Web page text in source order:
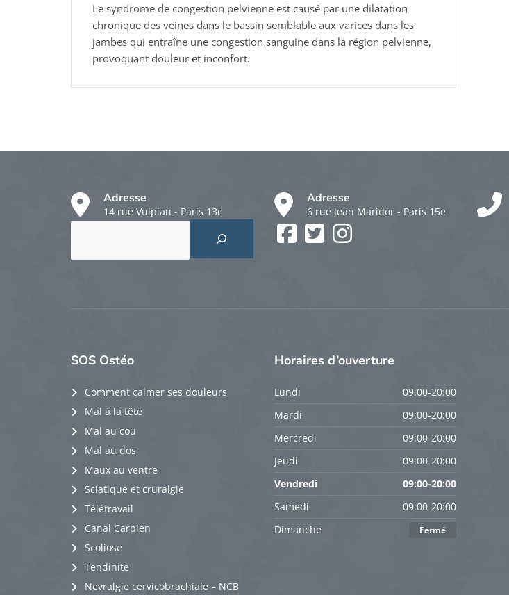
Le syndrome de congestion pelvienne est causé par une dilatation
chronique des veines dans le bassin semblable aux varices dans les
jambes qui entraîne une congestion sanguine dans la région pelvienne,
provoquant douleur et inconfort.
Adresse
14 rue Vulpian - Paris 13e
Adresse
6 rue Jean Maridor - Paris 15e
Facebook
SOS Ostéo
Comment calmer ses douleurs
Mal à la tête
Mal au cou
Mal au dos
Maux au ventre
Sciatique et cruralgie
Télétravail
Canal Carpien
Scoliose
Tendinite
Nevralgie cervicobrachiale – NCB
Horaires d’ouverture
Lundi
09:00-20:00
Mardi
09:00-20:00
Mercredi
09:00-20:00
Jeudi
09:00-20:00
Vendredi
09:00-20:00
Samedi
09:00-20:00
Dimanche
Fermé